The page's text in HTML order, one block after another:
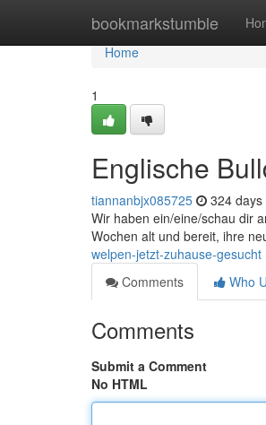
bookmarkstumble
Home
Home
1
Englische
tiannanbjx085725 324 days
Wir haben ein/eine/schau dir
Wochen alt und bereit, ihre
welpen-jetzt-zuhause-gesucht
Comments
Who
Comments
Submit a Comment
No HTML